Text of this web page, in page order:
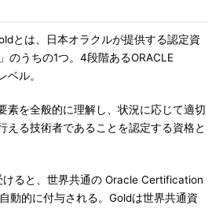
とは、日本オラクルが提供する認定資
のうちの1つ。4段階あるORACLE
ベル。
素を全般的に理解し、状況に応じて適切
える技術者であることを認定する資格と
ると、世界共通の Oracle Certification
動的に付与される。Goldは世界共通資